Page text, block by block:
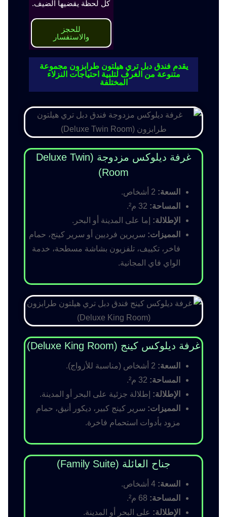
كل لحظة يقضيها الضيف.
للحجز
والاستفسار
يقدم فندق دبل تري هيلتون طرابزون مجموعة
متنوعة من الغرف لتلبية احتياجات النزلاء
المختلفة
غرفة ديلوكس مزدوجة (Deluxe Twin
Room)
السعة:
المساحة:
الإطلالة: إما على المدينة أو البحر.
المميزات: سريرين فرديين أو سرير كينج، حمام
فاخر، تكييف، تلفزيون بشاشة مسطحة، خدمة
الواي فاي المجانية.
غرفة ديلوكس كينج (Deluxe King Room)
السعة:
المساحة:
الإطلالة: إطلالة جزئية على البحر أو المدينة.
المميزات: سرير كينج كبير، ديكور أنيق، حمام
مزود بأدوات استحمام فاخرة.
جناح العائلة (Family Suite)
السعة:
المساحة:
الإطلالة: على البحر أو المدينة.